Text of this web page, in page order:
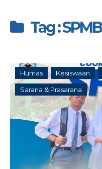
Tag : SPMB
Humas Kesiswaan
Sarana & Prasarana